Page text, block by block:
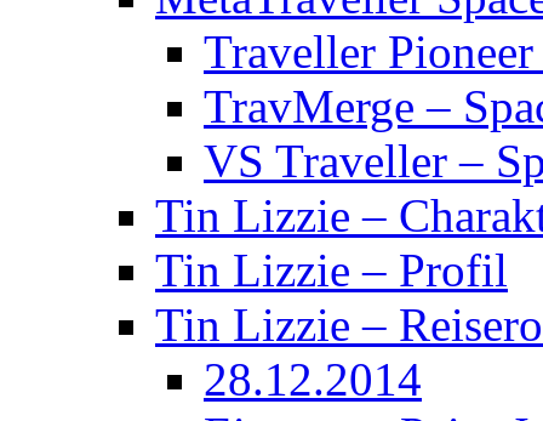
Traveller
TravMerge –
VS Traveller –
Tin Lizzie –
Tin Lizzie – Profil
Tin Lizzie –
28.12.2014